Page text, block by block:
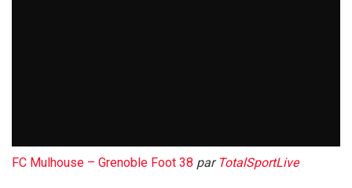
FC Mulhouse – Grenoble Foot 38 par TotalSportLive